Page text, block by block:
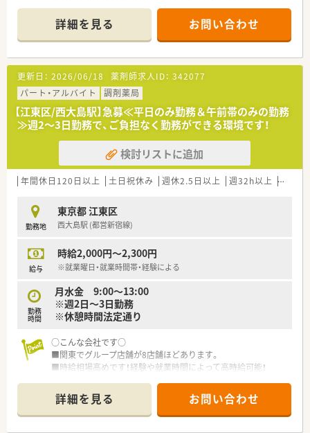
＼チームワークの良い職場／
■今活躍しているスタッフの中には製薬メーカー出身者や、別業
種の企業で働いていたり
ダブルワークでアルバイトをしている方もおります。
色々なスタイルの人が同じ職場にいる為、みなさん良い刺激を受
け、広い視野で薬剤師として社会人として成長できる会社です！
■比較的穏やかで謙虚な方が多く、チームワーク良く業務に取り
組まれています！
繁忙期に入るとより多忙な環境となりますが、忙しい時のピリピ
リ感はなく
全員で乗り切る為に協力しあう関係性が自然とできている薬局
です。
■店舗勉強会（年１～2回程度）、日本保険薬局協会実施への参加
社員総会時に外部講師を呼んで講和しています（主に接客につ
いて）
＼こんな店舗です／
■人気の豊洲エリア、商業施設の近くでお買い物にも便利です♪
患者様は小児、ご高齢者、会社員などが多くご利用頂いておりま
す。
■日曜開局店舗の為、副業を考えている方等にピッタリの職場で
詳細を見る お問い合わせ
更新日： 2026/06/18 薬剤師求人ID： 342077
パート・アルバイト
調剤薬局
【江東区/西大島駅】急募≪平日のみ勤務＆午前帯のみの勤務
≫週2～3日勤務で、ご負担なく勤務ができる環境です！
検討リストに追加
年間休日120日以上 土日祝休み 週休2.5日以上 週32h以上 ブラ
勤務地
東京都 江東区
西大島駅 (都営新宿線)
給与
時給2,000円～2,300円
※就業曜日・就業時間帯・経験による
勤務
時間
月水金 9:00～13:00
※週2日～3日勤務
※休憩時間法定通り
○こんな会社です○
■関東でグループ店舗が8店舗ほどあります。
■時給相場高めです！経験や就業時間によって高時給可能！
○店舗特徴○
■薬剤師は常勤2名・パート1名です
■処方箋枚数は80～100枚/日程度で、応需科目は耳鼻科, 内科,
詳細を見る お問い合わせ